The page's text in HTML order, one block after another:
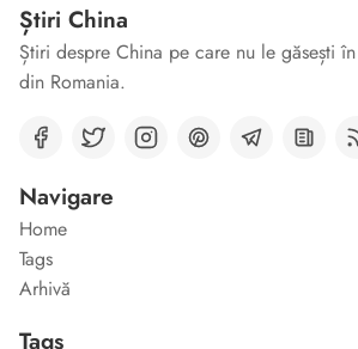
Știri China
Știri despre China pe care nu le găsești
din Romania.
Navigare
Home
Tags
Arhivă
Tags